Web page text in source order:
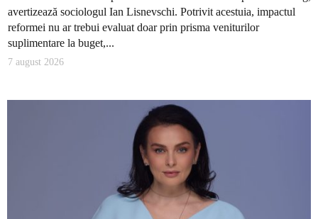
avertizează sociologul Ian Lisnevschi. Potrivit acestuia, impactul
reformei nu ar trebui evaluat doar prin prisma veniturilor
suplimentare la buget,...
7 august 2026